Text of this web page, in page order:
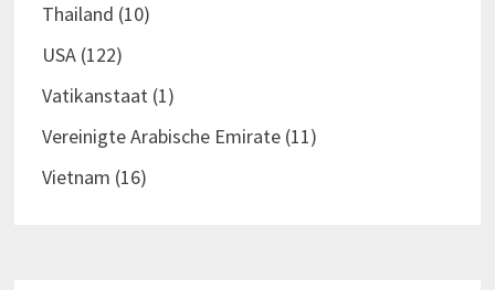
Thailand (10)
USA(122)
Vatikanstaat(1)
Vereinigte Arabische Emirate(11)
Vietnam (16)